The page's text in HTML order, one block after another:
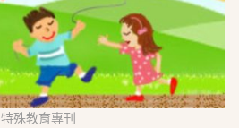
特殊教育專刊